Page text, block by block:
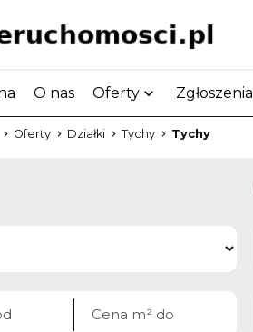
O nas Oferty Zgłoszenia
Oferty Działki Tychy Tychy